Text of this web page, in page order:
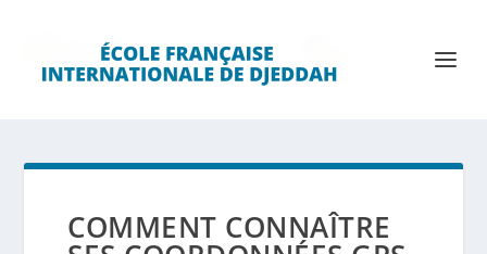
COMMENT CONNAÎTRE